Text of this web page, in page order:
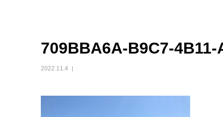
709BBA6A-B9C7-
2022.11.4